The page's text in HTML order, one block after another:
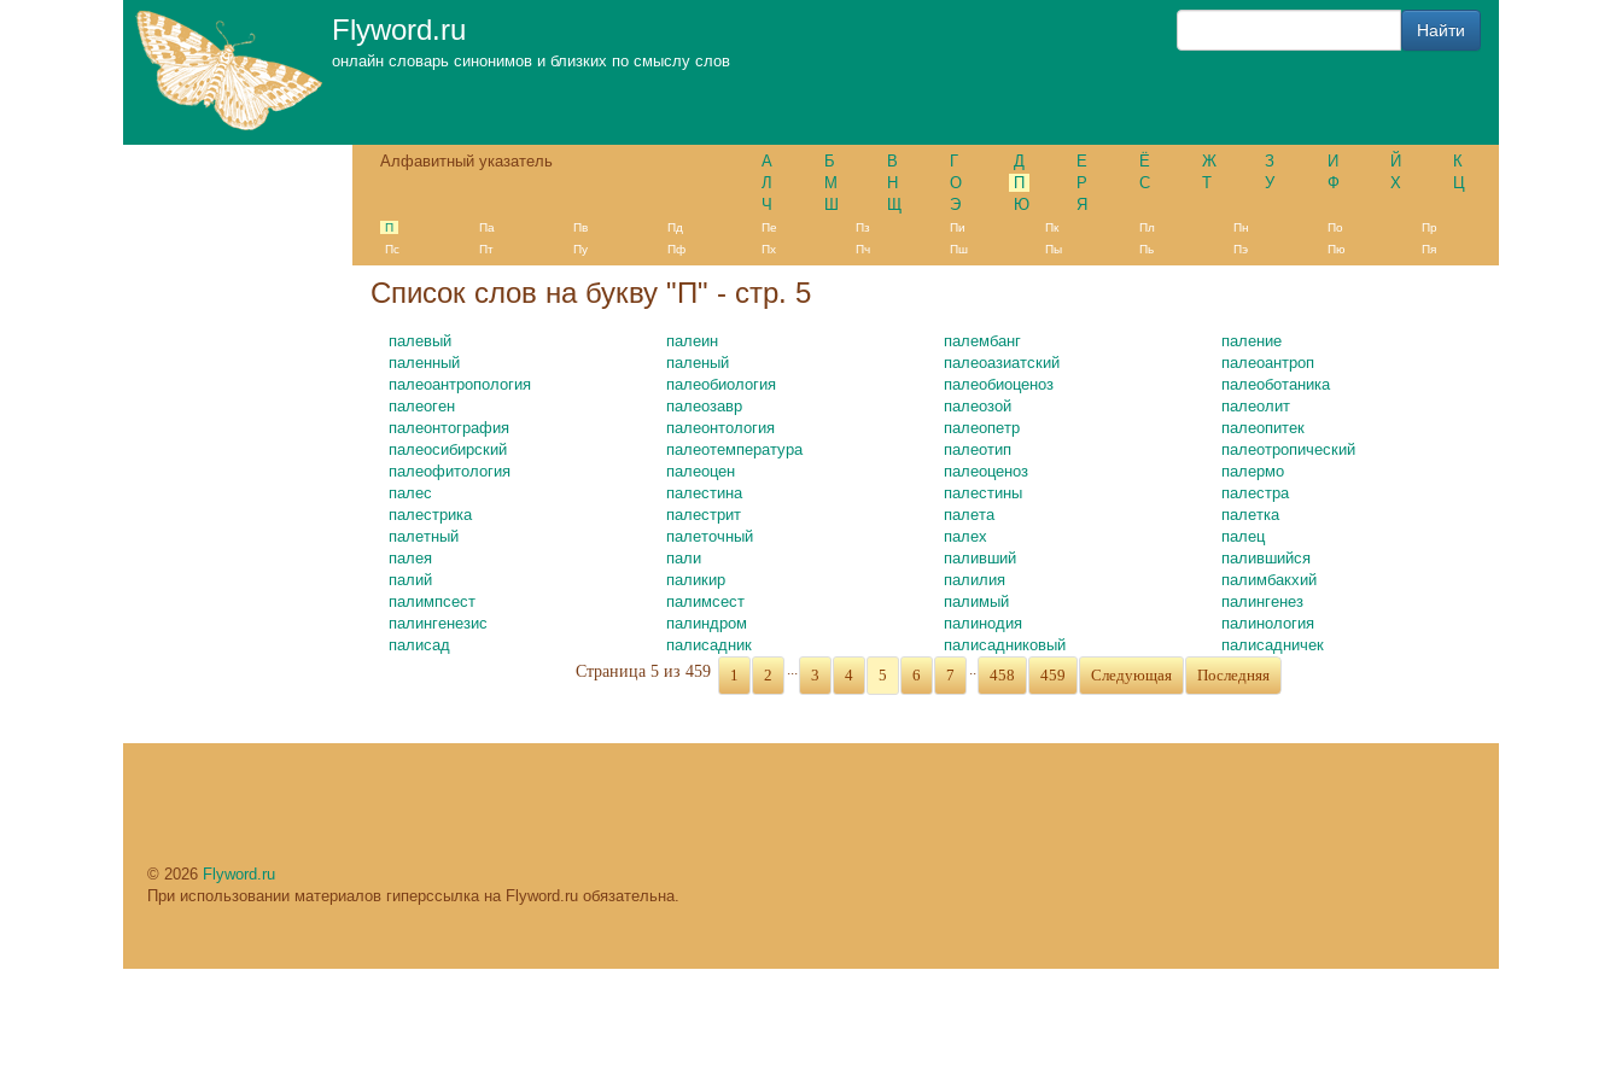
Flyword.ru
онлайн словарь синонимов и близких по смыслу слов
Алфавитный указатель А Б В Г Д Е Ё Ж З И Й
К
Л
М Н О П Р С Т У Ф Х
Ц
Ч
Ш Щ Э Ю Я
П Па Пв Пд Пе Пз Пи Пк Пл Пн По
Пр
Пс
Пт Пу Пф Пх Пч Пш Пы Пь Пэ Пю Пя
Cписок слов на букву "П" - стр. 5
палевый палеин палембанг
паление
паленный
паленый палеоазиатский
палеоантроп
палеоантропология
палеобиология палеобиоценоз
палеоботаника
палеоген
палеозавр палеозой
палеолит
палеонтография
палеонтология палеопетр
палеопитек
палеосибирский
палеотемпература палеотип
палеотропический
палеофитология
палеоцен палеоценоз
палермо
палес
палестина палестины
палестра
палестрика
палестрит палета
палетка
палетный
палеточный палех
палец
палея
пали паливший
палившийся
палий
паликир палилия
палимбакхий
палимпсест
палимсест палимый
палингенез
палингенезис
палиндром палинодия
палинология
палисад
палисадник палисадниковый
палисадничек
Страница 5 из 459
1 2 ... 3 4 5 6 7 .. 458 459 Следующая Последняя
© 2026 Flyword.ru
При использовании материалов гиперссылка на Flyword.ru обязательна.